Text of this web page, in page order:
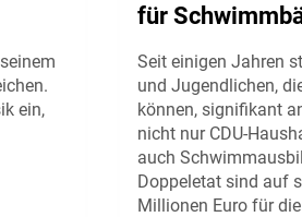
ein,
für
Seit einigen Jahren
und Jugendlichen,
können, signifikant
nicht nur CDU-
auch
Doppeletat sind auf
Millionen Euro für